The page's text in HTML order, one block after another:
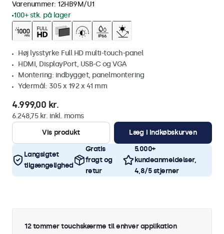
Varenummer: 12HB9M/U1
100+ stk. på lager
Høj lysstyrke Full HD multi-touch-panel
HDMI, DisplayPort, USB-C og VGA
Montering: indbygget, panelmontering
Ydermål: 305 x 192 x 41 mm
4.999,00 kr.
6.248,75 kr. inkl. moms
Vis produkt
Læg i indkøbskurven
Langsigtet
tilgængelighed
Gratis
fragt og
retur
5.000+
kundeanmeldelser,
4,8/5 stjerner
12 tommer touchskærme til enhver applikation